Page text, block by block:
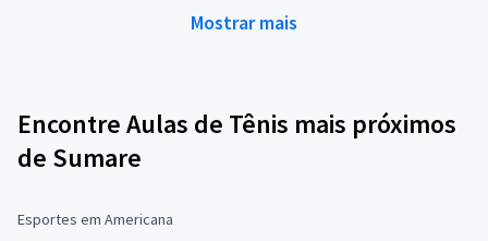
Mostrar mais
Encontre Aulas de Tênis mais próximos
de Sumare
Esportes em Americana